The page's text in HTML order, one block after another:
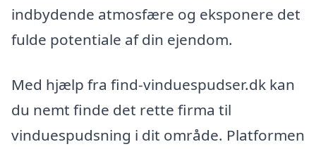
indbydende atmosfære og eksponere det
fulde potentiale af din ejendom.
Med hjælp fra find-vinduespudser.dk kan
du nemt finde det rette firma til
vinduespudsning i dit område. Platformen